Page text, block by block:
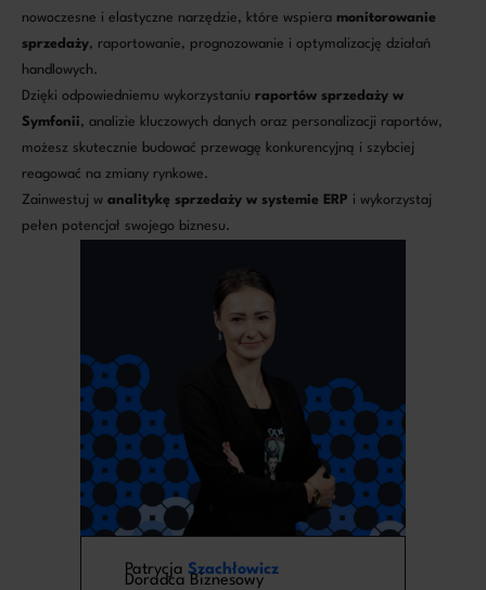
nowoczesne i elastyczne narzędzie, które wspiera monitorowanie
sprzedaży, raportowanie, prognozowanie i optymalizację działań
handlowych.
Dzięki odpowiedniemu wykorzystaniu raportów sprzedaży w
Symfonii, analizie kluczowych danych oraz personalizacji raportów,
możesz skutecznie budować przewagę konkurencyjną i szybciej
reagować na zmiany rynkowe.
Zainwestuj w analitykę sprzedaży w systemie ERP i wykorzystaj
pełen potencjał swojego biznesu.
Patrycja Szachłowicz
Doradca Biznesowy